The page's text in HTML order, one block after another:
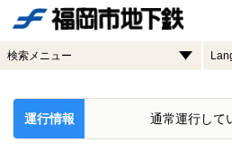
検索メニュー
運行情報 通常運行して